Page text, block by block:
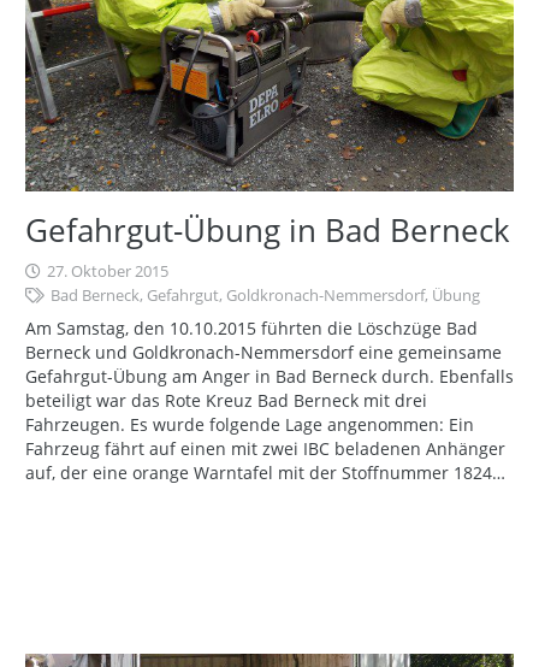
Gefahrgut-Übung in Bad Berneck
27. Oktober 2015
Bad Berneck, Gefahrgut, Goldkronach-Nemmersdorf, Übung
Am Samstag, den 10.10.2015 führten die Löschzüge Bad
Berneck und Goldkronach-Nemmersdorf eine gemeinsame
Gefahrgut-Übung am Anger in Bad Berneck durch. Ebenfalls
beteiligt war das Rote Kreuz Bad Berneck mit drei
Fahrzeugen. Es wurde folgende Lage angenommen: Ein
Fahrzeug fährt auf einen mit zwei IBC beladenen Anhänger
auf, der eine orange Warntafel mit der Stoffnummer 1824…